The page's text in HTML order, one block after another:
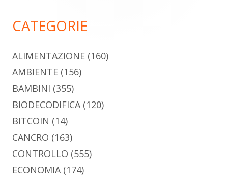
CATEGORIE
ALIMENTAZIONE (160)
AMBIENTE (156)
BAMBINI (355)
BIODECODIFICA(120)
BITCOIN (14)
CANCRO (163)
CONTROLLO (555)
ECONOMIA(174)